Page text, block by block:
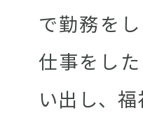
で勤務を
仕事をし
い出し、